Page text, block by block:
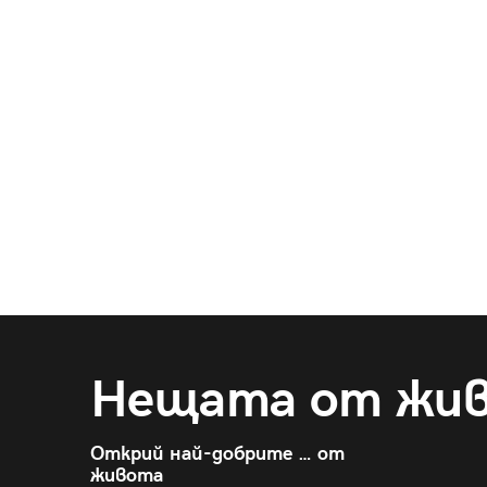
Нещата от
Открий най-добрите … от
живота